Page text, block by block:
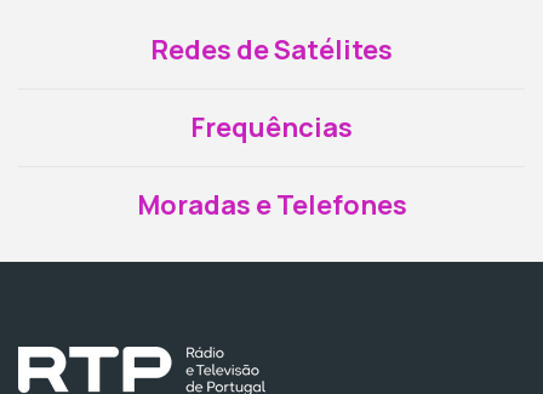
Redes de Satélites
Frequências
Moradas e Telefones